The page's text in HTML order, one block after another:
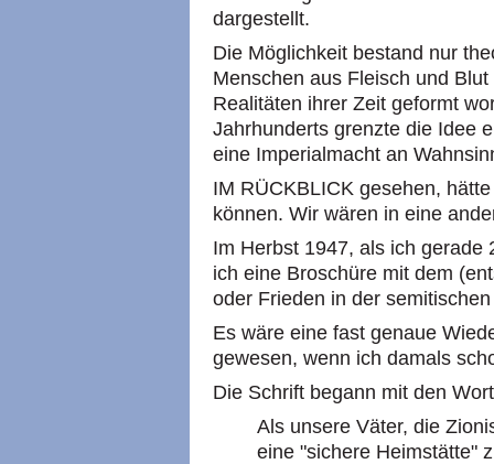
dargestellt.
Die Möglichkeit bestand nur
Menschen aus Fleisch und
Realitäten ihrer Zeit geformt
Jahrhunderts grenzte die Idee
eine Imperialmacht an
IM RÜCKBLICK gesehen,
können. Wir wären in eine
Im Herbst 1947, als ich gerade
ich eine Broschüre mit dem
oder Frieden in der
Es wäre eine fast genaue
gewesen, wenn ich damals
Die Schrift begann mit den
Als unsere Väter, die
eine "sichere Heimstätte"